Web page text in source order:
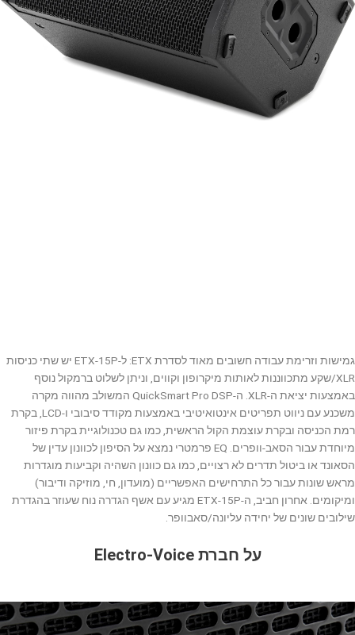
גמישות וזרימת עבודה חשובים מאוד לסדרת ETX: ל-ETX-15P יש שתי כניסות
XLR/שקע מתכווננות לאותות מיקרופון וקווים, וניתן לשלוט ברמקול נוסף
באמצעות יציאת ה-XLR. ה-QuickSmart Pro DSP המשולב מהווה מקרה
משכנע עם ניווט תפריטים אינטואיטיבי באמצעות מקודד סיבובי ו-LCD, בקרת
רמת הכניסה ובקרת עוצמת הקול הראשית, כמו גם טכנולוגיית בקרת פיזור
מיוחדת עבור הסאב-וופרים. EQ פרמטרי נמצא על הסיפון לכוונון עדין של
הסאונד או ביטול תדרים לא רצויים, כמו גם כוונון השהיה וקביעות מוגדרות
מראש שונות עבור כל התרחישים האפשריים (מועדון, חי, מוזיקה ודיבור)
ומיקומים. אחרון חביב, ה-ETX-15P מגיע עם אשף הגדרה נוח שעוזר בהגדרת
שילובים שונים של יחידה עליונה/סאבוופר.
על חברת Electro-Voice